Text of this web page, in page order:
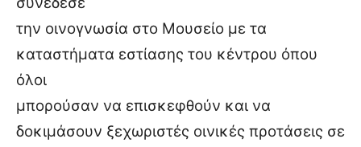
την οινογνωσία στο Μουσείο με τα
καταστήματα εστίασης του κέντρου όπου
όλοι
μπορούσαν να επισκεφθούν και να
δοκιμάσουν ξεχωριστές οινικές προτάσεις σε